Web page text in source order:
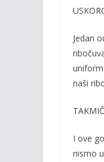
Jedan
naši
I ove
nismo